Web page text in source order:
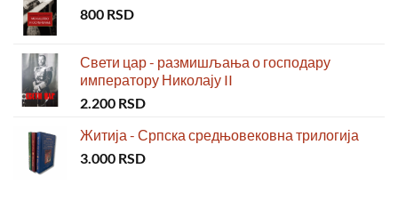
800 RSD
Свети цар - размишљања о господару
императору Николају II
2.200 RSD
Житија - Српска средњовековна трилогија
3.000 RSD